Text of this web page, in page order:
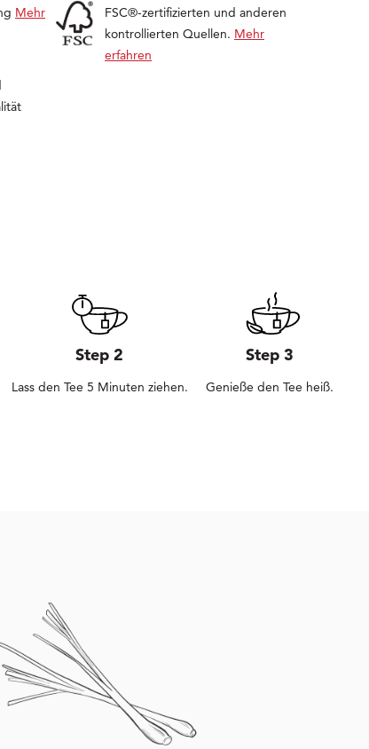
Mehr
FSC®-zertifizierten und anderen
kontrollierten Quellen. Mehr
erfahren
Step 2
Lass den Tee 5 Minuten ziehen.
Step 3
Genieße den Tee heiß.